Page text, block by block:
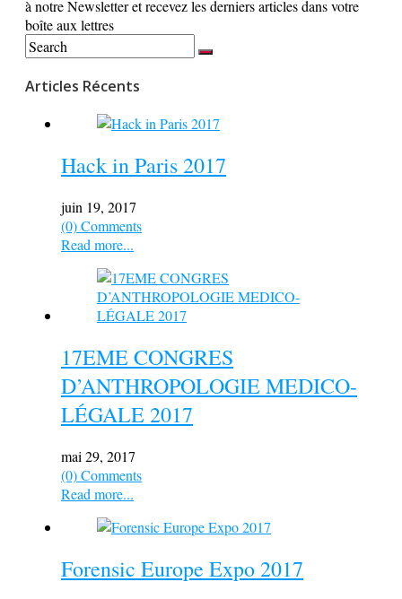
à notre Newsletter et recevez les derniers articles dans votre
boîte aux lettres
Articles Récents
Hack in Paris 2017
juin 19, 2017
(0) Comments
Read more...
17EME CONGRES
D’ANTHROPOLOGIE MEDICO-
LÉGALE 2017
mai 29, 2017
(0) Comments
Read more...
Forensic Europe Expo 2017